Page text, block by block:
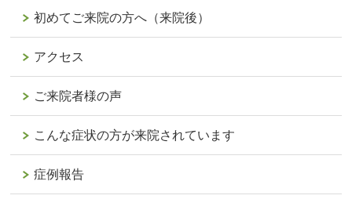
初めてご来院の方へ（来院後）
アクセス
ご来院者様の声
こんな症状の方が来院されています
症例報告